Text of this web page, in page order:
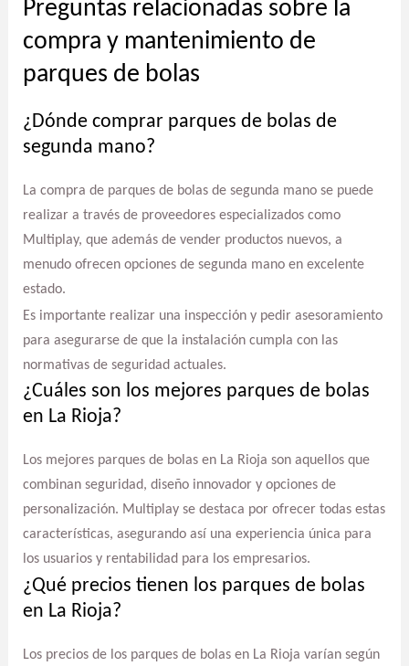
Preguntas relacionadas sobre la
compra y mantenimiento de
parques de bolas
¿Dónde comprar parques de bolas de
segunda mano?
La compra de parques de bolas de segunda mano se puede
realizar a través de proveedores especializados como
Multiplay, que además de vender productos nuevos, a
menudo ofrecen opciones de segunda mano en excelente
estado.
Es importante realizar una inspección y pedir asesoramiento
para asegurarse de que la instalación cumpla con las
normativas de seguridad actuales.
¿Cuáles son los mejores parques de bolas
en La Rioja?
Los mejores parques de bolas en La Rioja son aquellos que
combinan seguridad, diseño innovador y opciones de
personalización. Multiplay se destaca por ofrecer todas estas
características, asegurando así una experiencia única para
los usuarios y rentabilidad para los empresarios.
¿Qué precios tienen los parques de bolas
en La Rioja?
Los precios de los parques de bolas en La Rioja varían según